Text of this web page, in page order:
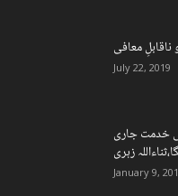
July 22, 2019
خدمت جاری
زہری
January 9,